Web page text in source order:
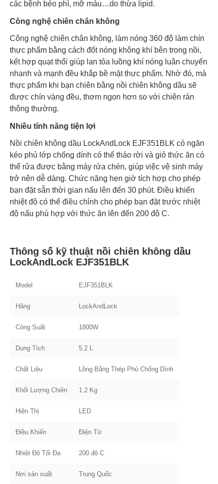
các bệnh béo phì, mỡ máu…do thừa lipid.
Công nghệ chiên chân không
Công nghệ chiên chân không, làm nóng 360 độ làm chín
thực phẩm bằng cách đốt nóng không khí bên trong nồi,
kết hợp quạt thổi giúp lan tỏa luồng khí nóng luân chuyển
nhanh và mạnh đều khắp bề mặt thực phẩm. Nhờ đó, mà
thực phẩm khi bạn chiên bằng nồi chiên không dầu sẽ
được chín vàng đều, thơm ngon hơn so với chiên rán
thông thường.
Nhiều tính năng tiện lợi
Nồi chiên không dầu LockAndLock EJF351BLK có ngăn
kéo phủ lớp chống dính có thể tháo rời và giỏ thức ăn có
thể rửa được bằng máy rửa chén, giúp việc vệ sinh máy
trở nên dễ dàng. Chức năng hẹn giờ tích hợp cho phép
bạn đặt sẵn thời gian nấu lên đến 30 phút. Điều khiển
nhiệt độ có thể điều chỉnh cho phép bạn đặt trước nhiệt
độ nấu phù hợp với thức ăn lên đến 200 độ C.
Thông số kỹ thuật nồi chiên không dầu
LockAndLock EJF351BLK
Model EJF351BLK
Hãng LockAndLock
Công Suất 1800W
Dung Tích 5.2 L
Chất Liệu Lồng Bằng Thép Phủ Chống Dính
Khối Lượng Chiên 1.2 Kg
Hiện Thị LED
Điều Khiển Điện Tử
Nhiệt Độ Tối Đa 200 độ C
Nơi sản xuất Trung Quốc